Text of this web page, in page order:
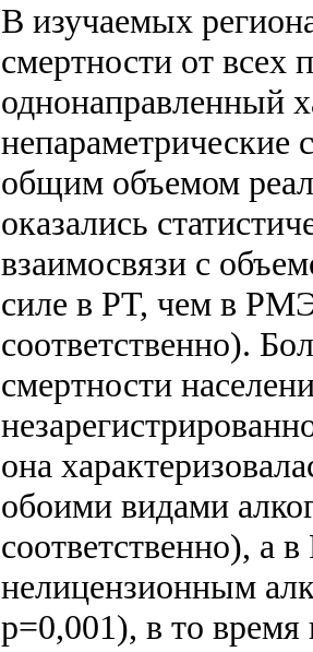
В изучаемых
смертности от всех
однонаправленный
непараметрические
общим объемом
оказались
взаимосвязи с
силе в РТ, чем в
соответственно).
смертности
она
обоими видами
соответственно), а
нелицензионным
p=0,001), в то